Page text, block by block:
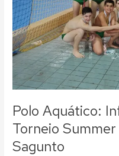
Polo Aquático:
Torneio
Sagunto
Polo
2022
em
Sagunto